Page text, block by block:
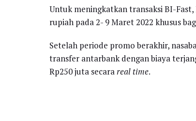
Untuk meningkatkan transaksi BI-
rupiah pada 2- 9 Maret 2022 khusus
Setelah periode promo berakhir,
transfer antarbank dengan biaya
Rp250 juta secarareal time.